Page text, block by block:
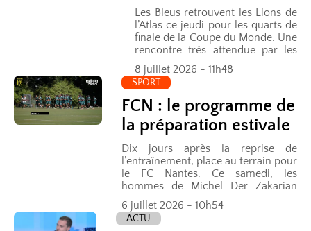
Les Bleus retrouvent les Lions de
l’Atlas ce jeudi pour les quarts de
finale de la Coupe du Monde. Une
rencontre très attendue par les
supporters des deux pays quatre
ans après leur dernière...
8 juillet 2026 - 11h48
SPORT
FCN : le programme de
la préparation estivale
Dix jours après la reprise de
l’entraînement, place au terrain pour
le FC Nantes. Ce samedi, les
hommes de Michel Der Zakarian
entament leur campagne de matchs
amicaux avec une première
rencontre...
6 juillet 2026 - 10h54
ACTU